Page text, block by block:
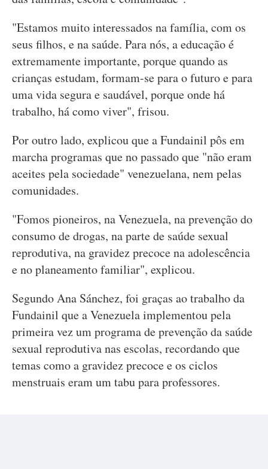
"Estamos muito interessados na família, com os
seus filhos, e na saúde. Para nós, a educação é
extremamente importante, porque quando as
crianças estudam, formam-se para o futuro e para
uma vida segura e saudável, porque onde há
trabalho, há como viver", frisou.
Por outro lado, explicou que a Fundainil pôs em
marcha programas que no passado que "não eram
aceites pela sociedade" venezuelana, nem pelas
comunidades.
"Fomos pioneiros, na Venezuela, na prevenção do
consumo de drogas, na parte de saúde sexual
reprodutiva, na gravidez precoce na adolescência
e no planeamento familiar", explicou.
Segundo Ana Sánchez, foi graças ao trabalho da
Fundainil que a Venezuela implementou pela
primeira vez um programa de prevenção da saúde
sexual reprodutiva nas escolas, recordando que
temas como a gravidez precoce e os ciclos
menstruais eram um tabu para professores.